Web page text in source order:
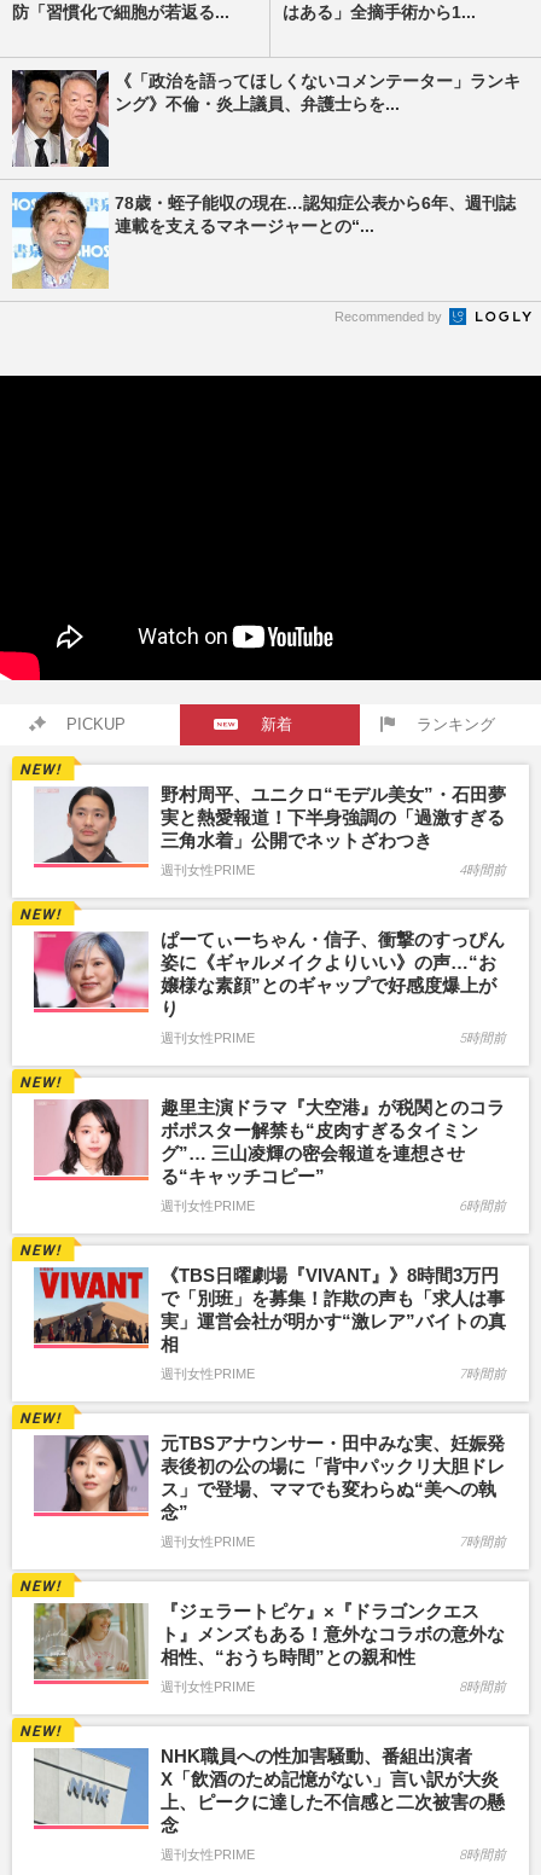
防「習慣化で細胞が若返る...
はある」全摘手術から1...
《「政治を語ってほしくないコメンテーター」ランキ
ング》不倫・炎上議員、弁護士らを...
78歳・蛭子能収の現在…認知症公表から6年、週刊誌
連載を支えるマネージャーとの“...
Recommended by
PICKUP 新着 ランキング
野村周平、ユニクロ“モデル美女”・石田夢
実と熱愛報道！下半身強調の「過激すぎる
三角水着」公開でネットざわつき
週刊女性PRIME 4時間前
ぱーてぃーちゃん・信子、衝撃のすっぴん
姿に《ギャルメイクよりいい》の声…“お
嬢様な素顔”とのギャップで好感度爆上が
り
週刊女性PRIME 5時間前
趣里主演ドラマ『大空港』が税関とのコラ
ボポスター解禁も“皮肉すぎるタイミン
グ”… 三山凌輝の密会報道を連想させ
る“キャッチコピー”
週刊女性PRIME 6時間前
《TBS日曜劇場『VIVANT』》8時間3万円
で「別班」を募集！詐欺の声も「求人は事
実」運営会社が明かす“激レア”バイトの真
相
週刊女性PRIME 7時間前
元TBSアナウンサー・田中みな実、妊娠発
表後初の公の場に「背中パックリ大胆ドレ
ス」で登場、ママでも変わらぬ“美への執
念”
週刊女性PRIME 7時間前
『ジェラートピケ』×『ドラゴンクエス
ト』メンズもある！意外なコラボの意外な
相性、“おうち時間”との親和性
週刊女性PRIME 8時間前
NHK職員への性加害騒動、番組出演者
X「飲酒のため記憶がない」言い訳が大炎
上、ピークに達した不信感と二次被害の懸
念
週刊女性PRIME 8時間前